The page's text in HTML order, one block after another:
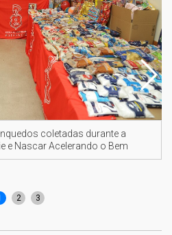
coletadas durante a
e Nascar Acelerando o Bem
2 3